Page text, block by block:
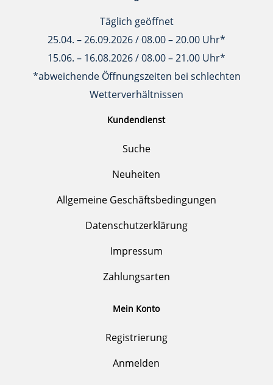
Täglich geöffnet
25.04. – 26.09.2026 / 08.00 – 20.00 Uhr*
15.06. – 16.08.2026 / 08.00 – 21.00 Uhr*
*abweichende Öffnungszeiten bei schlechten
Wetterverhältnissen
Kundendienst
Suche
Neuheiten
Allgemeine Geschäftsbedingungen
Datenschutzerklärung
Impressum
Zahlungsarten
Mein Konto
Registrierung
Anmelden